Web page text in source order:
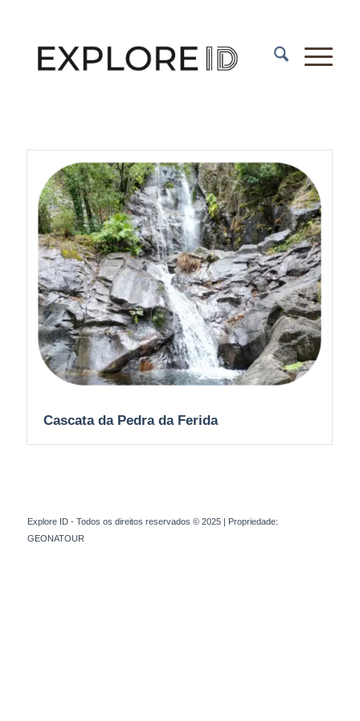
Cascata da Pedra da Ferida
Explore ID - Todos os direitos reservados © 2025 | Propriedade:
GEONATOUR